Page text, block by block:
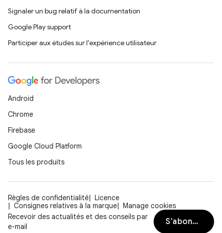
Signaler un bug relatif à la documentation
Google Play support
Participer aux études sur l'expérience utilisateur
Android
Chrome
Firebase
Google Cloud Platform
Tous les produits
Règles de confidentialité
Licence
Consignes relatives à la marque
Manage cookies
Recevoir des actualités et des conseils par
e-mail
S’abonner